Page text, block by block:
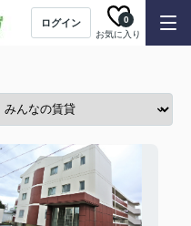
ログイン
お気に入り
0